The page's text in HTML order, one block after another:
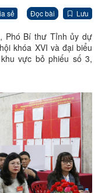
sẻ Đọc bài Lưu
Phó Bí thư Tỉnh ủy dự
khóa XVI và đại biểu
vực bỏ phiếu số 3,